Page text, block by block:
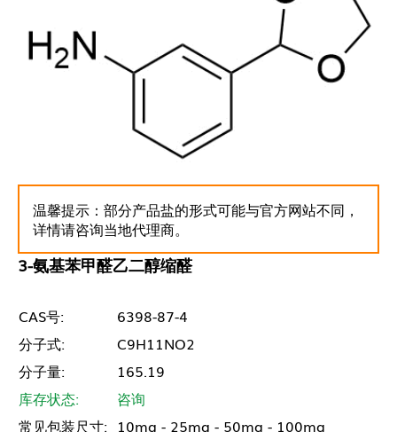
温馨提示：部分产品盐的形式可能与官方网站不同，
详情请咨询当地代理商。
3-氨基苯甲醛乙二醇缩醛
CAS号:
6398-87-4
分子式:
C9H11NO2
分子量:
165.19
库存状态:
咨询
常见包装尺寸: 10mg - 25mg - 50mg - 100mg